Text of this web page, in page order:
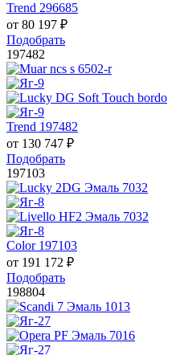
Trend 296685
от 80 197 ₽
Подобрать
197482
Trend 197482
от 130 747 ₽
Подобрать
197103
Color 197103
от 191 172 ₽
Подобрать
198804